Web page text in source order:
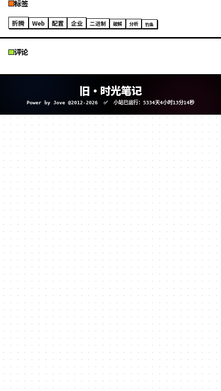
Python
HTML
PHP
Django
小折腾/小配置
二进制/终端安全
企业/项目 安全建设
Rootkit
Virus Maker
java
IOS
CVE漏洞复现